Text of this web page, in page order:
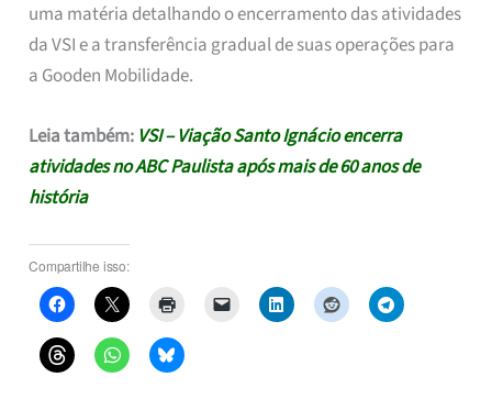
uma matéria detalhando o encerramento das atividades
da VSI e a transferência gradual de suas operações para
a Gooden Mobilidade.
Leia também: VSI – Viação Santo Ignácio encerra
atividades no ABC Paulista após mais de 60 anos de
história
Compartilhe isso: